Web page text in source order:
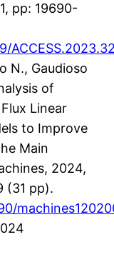
pp: 19690-
N., Gaudioso
of
Linear
to Improve
Main
2024,
(31 pp).